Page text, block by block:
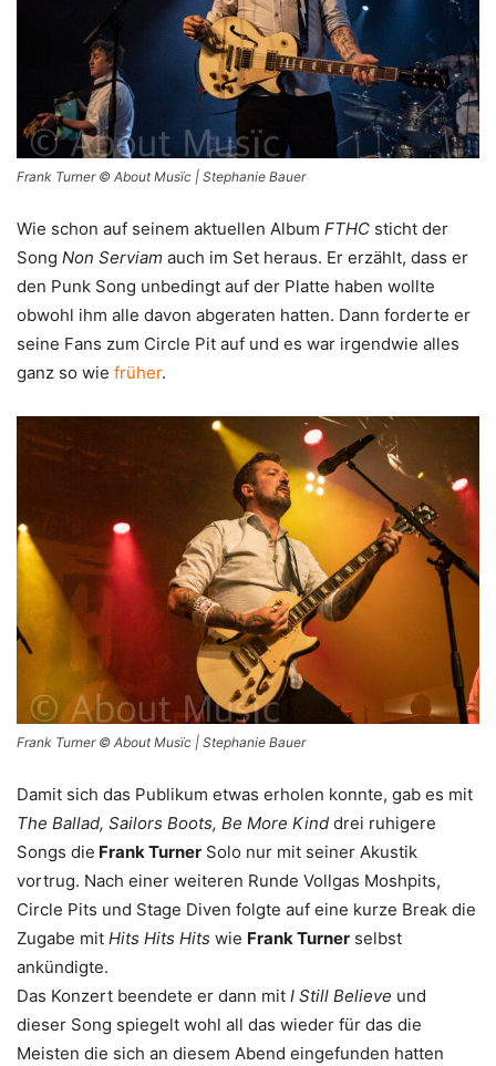
Frank Turner © About Musïc | Stephanie Bauer
Wie schon auf seinem aktuellen Album FTHC sticht der
Song Non Serviam auch im Set heraus. Er erzählt, dass er
den Punk Song unbedingt auf der Platte haben wollte
obwohl ihm alle davon abgeraten hatten. Dann forderte er
seine Fans zum Circle Pit auf und es war irgendwie alles
ganz so wie früher.
Frank Turner © About Musïc | Stephanie Bauer
Damit sich das Publikum etwas erholen konnte, gab es mit
The Ballad, Sailors Boots, Be More Kind drei ruhigere
Songs die Frank Turner Solo nur mit seiner Akustik
vortrug. Nach einer weiteren Runde Vollgas Moshpits,
Circle Pits und Stage Diven folgte auf eine kurze Break die
Zugabe mit Hits Hits Hits wie Frank Turner selbst
ankündigte.
Das Konzert beendete er dann mit I Still Believe und
dieser Song spiegelt wohl all das wieder für das die
Meisten die sich an diesem Abend eingefunden hatten